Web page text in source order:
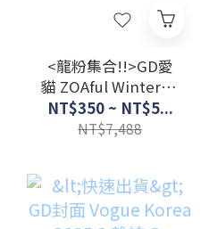
<龍粉集合!!>GD愛
貓 ZOAful Winter 冬
季限定🐾❄️
NT$350 ~ NT$5...
NT$7,488